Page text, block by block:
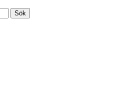
Sök